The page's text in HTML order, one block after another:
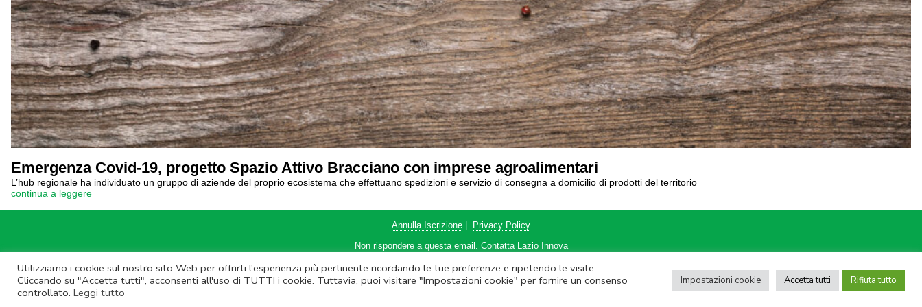
Utilizziamo i cookie sul nostro sito Web per offrirti l'esperienza più pertinente ricordando le tue preferenze e ripetendo le visite.
Cliccando su "Accetta tutti", acconsenti all'uso di TUTTI i cookie. Tuttavia, puoi visitare "Impostazioni cookie" per fornire un consenso
controllato. Leggi tutto
Impostazioni cookie Accetta tutti Rifiuta tutto
Emergenza Covid-19, progetto Spazio Attivo Bracciano con imprese agroalimentari
L’hub regionale ha individuato un gruppo di aziende del proprio ecosistema che effettuano spedizioni e servizio di consegna a domicilio di prodotti del territorio
continua a leggere
Annulla Iscrizione
Privacy Policy
Non rispondere a questa email. Contatta Lazio Innova
© Lazio Innova SpA – Via dell’Amba Aradam, 9 – 00184 Roma – Tel. 06.60.51.60 – P.IVA 05950941004